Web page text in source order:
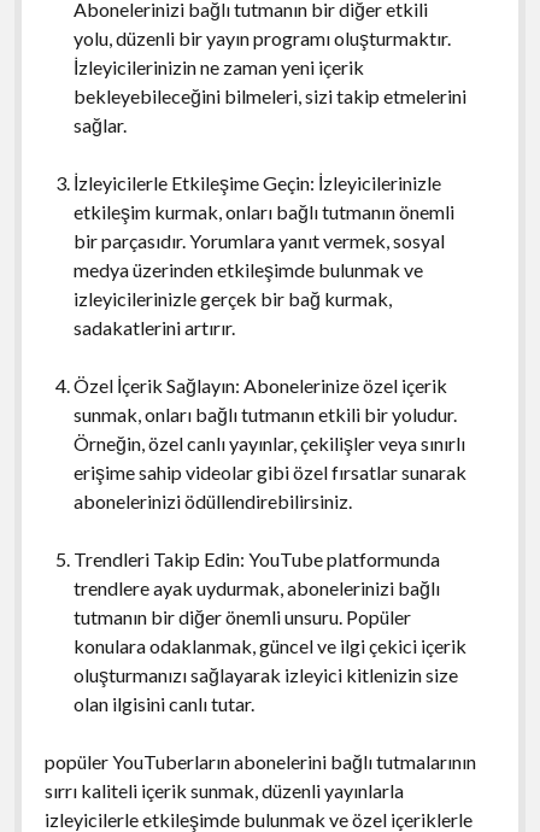
Abonelerinizi bağlı tutmanın bir diğer etkili
yolu, düzenli bir yayın programı oluşturmaktır.
İzleyicilerinizin ne zaman yeni içerik
bekleyebileceğini bilmeleri, sizi takip etmelerini
sağlar.
İzleyicilerle Etkileşime Geçin: İzleyicilerinizle
etkileşim kurmak, onları bağlı tutmanın önemli
bir parçasıdır. Yorumlara yanıt vermek, sosyal
medya üzerinden etkileşimde bulunmak ve
izleyicilerinizle gerçek bir bağ kurmak,
sadakatlerini artırır.
Özel İçerik Sağlayın: Abonelerinize özel içerik
sunmak, onları bağlı tutmanın etkili bir yoludur.
Örneğin, özel canlı yayınlar, çekilişler veya sınırlı
erişime sahip videolar gibi özel fırsatlar sunarak
abonelerinizi ödüllendirebilirsiniz.
Trendleri Takip Edin: YouTube platformunda
trendlere ayak uydurmak, abonelerinizi bağlı
tutmanın bir diğer önemli unsuru. Popüler
konulara odaklanmak, güncel ve ilgi çekici içerik
oluşturmanızı sağlayarak izleyici kitlenizin size
olan ilgisini canlı tutar.
popüler YouTuberların abonelerini bağlı tutmalarının
sırrı kaliteli içerik sunmak, düzenli yayınlarla
izleyicilerle etkileşimde bulunmak ve özel içeriklerle